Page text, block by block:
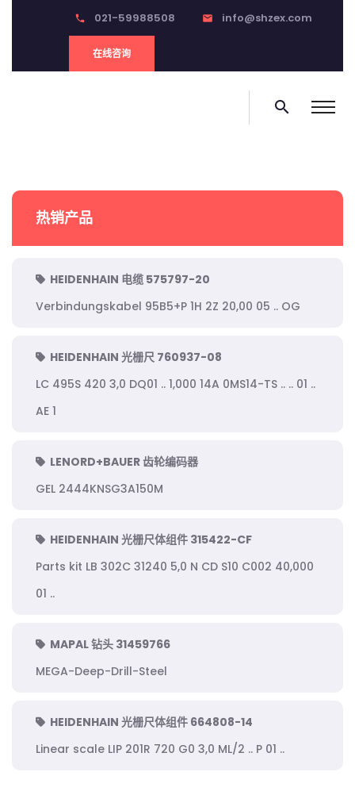
phone 021-59988508 email info@shzex.com
在线咨询
search
热销产品
HEIDENHAIN 电缆 575797-20
Verbindungskabel 95B5+P 1H 2Z 20,00 05 .. OG
HEIDENHAIN 光栅尺 760937-08
LC 495S 420 3,0 DQ01 .. 1,000 14A 0MS14-TS .. .. 01 ..
AE 1
LENORD+BAUER 齿轮编码器
GEL 2444KNSG3A150M
HEIDENHAIN 光栅尺体组件 315422-CF
Parts kit LB 302C 31240 5,0 N CD S10 C002 40,000
01 ..
MAPAL 钻头 31459766
MEGA-Deep-Drill-Steel
HEIDENHAIN 光栅尺体组件 664808-14
Linear scale LIP 201R 720 G0 3,0 ML/2 .. P 01 ..